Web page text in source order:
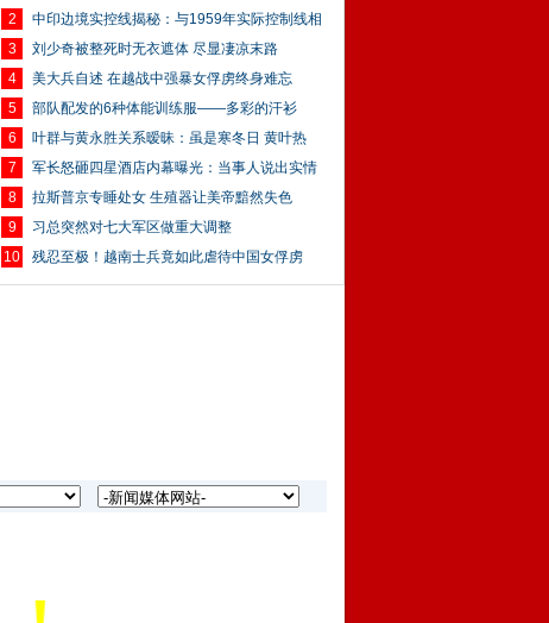
2
中印边境实控线揭秘：与1959年实际控制线相
3
刘少奇被整死时无衣遮体 尽显凄凉末路
4
美大兵自述 在越战中强暴女俘虏终身难忘
5
部队配发的6种体能训练服——多彩的汗衫
6
叶群与黄永胜关系暧昧：虽是寒冬日 黄叶热
7
军长怒砸四星酒店内幕曝光：当事人说出实情
8
拉斯普京专睡处女 生殖器让美帝黯然失色
9
习总突然对七大军区做重大调整
10
残忍至极！越南士兵竟如此虐待中国女俘虏